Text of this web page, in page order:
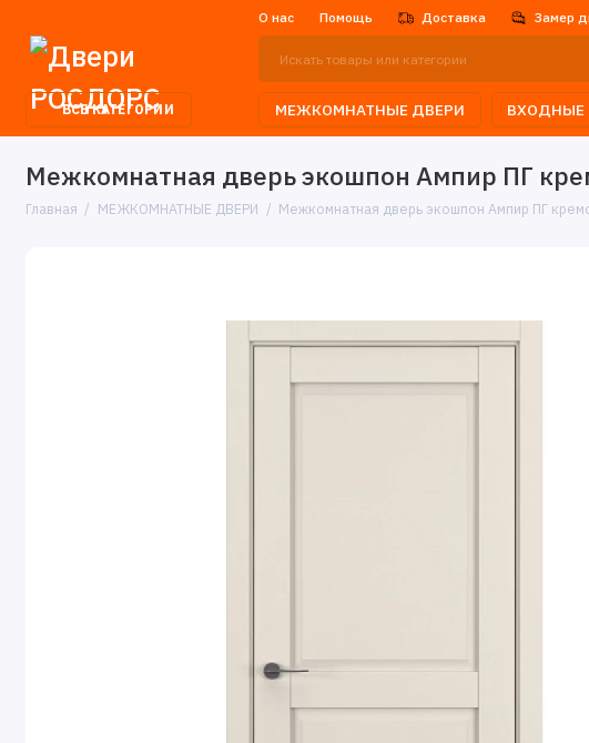
О нас Помощь Доставка Замер
ВСЕ КАТЕГОРИИ МЕЖКОМНАТНЫЕ ДВЕРИ ВХОДНЫЕ
Межкомнатная дверь экошпон Ампир ПГ
Главная МЕЖКОМНАТНЫЕ ДВЕРИ Межкомнатная дверь экошпон Ампир ПГ